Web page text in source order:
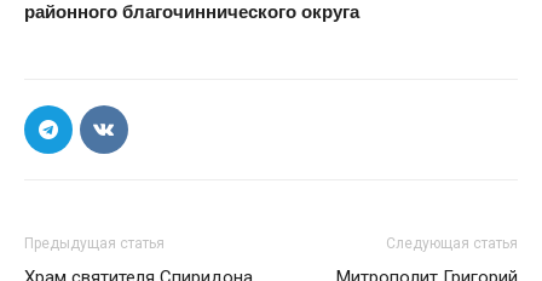
районного благочиннического округа
Предыдущая статья Следующая статья